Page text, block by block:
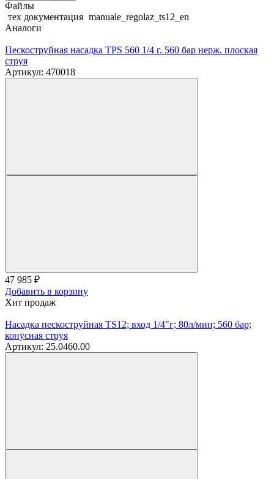
Файлы
тех документация manuale_regolaz_ts12_en
Аналоги
Пескоструйная насадка TPS 560 1/4 г. 560 бар нерж. плоская
струя
Артикул: 470018
47 985 ₽
Добавить в корзину
Хит продаж
Насадка пескоструйная TS12; вход 1/4"г; 80л/мин; 560 бар;
конусная струя
Артикул: 25.0460.00